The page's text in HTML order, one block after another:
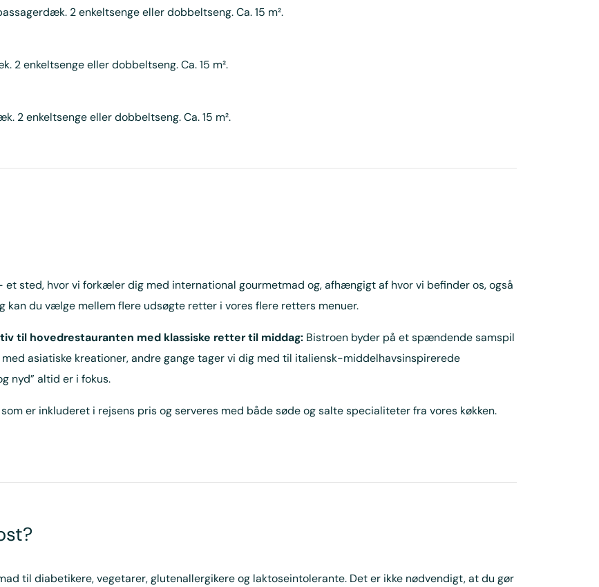
2 enkeltsenge eller dobbeltseng. Ca. 15 m².
enkeltsenge eller dobbeltseng. Ca. 15 m².
2 enkeltsenge eller dobbeltseng. Ca. 15 m².
et sted, hvor vi forkæler dig med international gourmetmad og, afhængigt af hvor vi befinder os, også
kan du vælge mellem flere udsøgte retter i vores flere retters menuer.
til hovedrestauranten med klassiske retter til middag: Bistroen byder på et spændende samspil
asiatiske kreationer, andre gange tager vi dig med til italiensk-middelhavsinspirerede
nyd” altid er i fokus.
er inkluderet i rejsens pris og serveres med både søde og salte specialiteter fra vores køkken.
til diabetikere, vegetarer, glutenallergikere og laktoseintolerante. Det er ikke nødvendigt, at du gør